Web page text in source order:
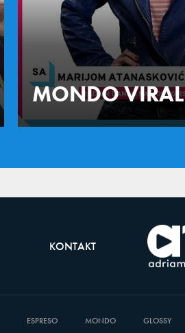
MONDO VIRAL
KONTAKT
ESPRESO MONDO GLOSSY